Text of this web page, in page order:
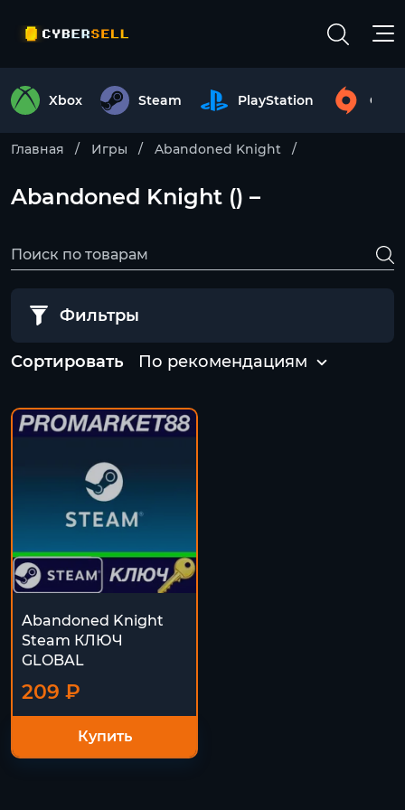
Xbox Steam PlayStation
Главная Игры Abandoned Knight
Abandoned Knight () –
Фильтры
Сортировать По рекомендациям
Abandoned Knight
Steam КЛЮЧ
GLOBAL
209 ₽
Купить